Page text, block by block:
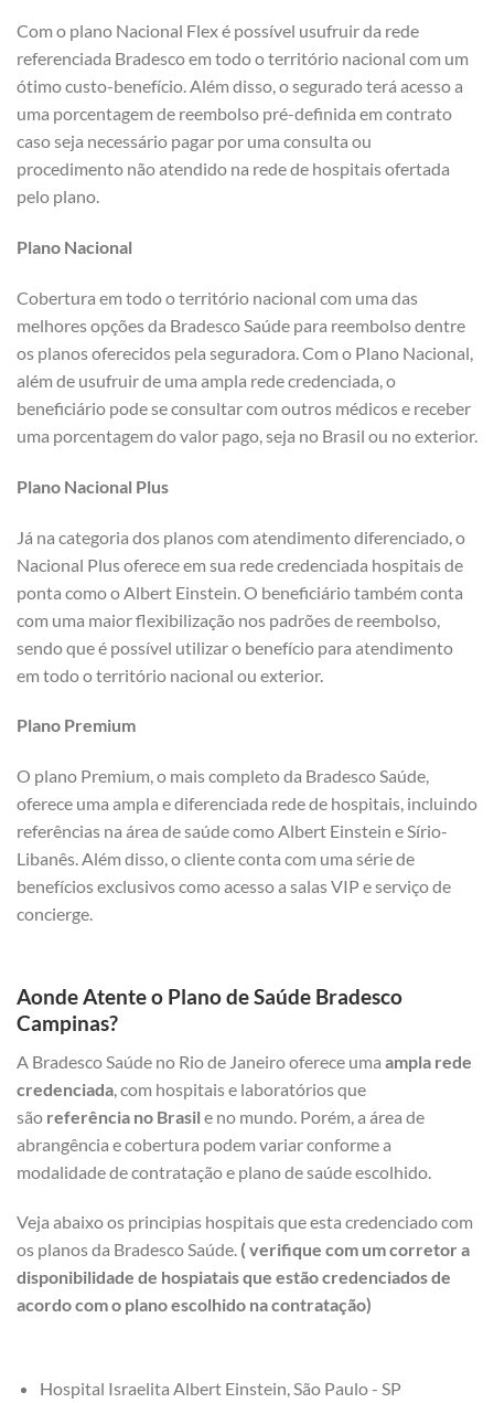
Com o plano Nacional Flex é possível usufruir da rede
referenciada Bradesco em todo o território nacional com um
ótimo custo-benefício. Além disso, o segurado terá acesso a
uma porcentagem de reembolso pré-definida em contrato
caso seja necessário pagar por uma consulta ou
procedimento não atendido na rede de hospitais ofertada
pelo plano.
Plano Nacional
Cobertura em todo o território nacional com uma das
melhores opções da Bradesco Saúde para reembolso dentre
os planos oferecidos pela seguradora. Com o Plano Nacional,
além de usufruir de uma ampla rede credenciada, o
beneficiário pode se consultar com outros médicos e receber
uma porcentagem do valor pago, seja no Brasil ou no exterior.
Plano Nacional Plus
Já na categoria dos planos com atendimento diferenciado, o
Nacional Plus oferece em sua rede credenciada hospitais de
ponta como o Albert Einstein. O beneficiário também conta
com uma maior flexibilização nos padrões de reembolso,
sendo que é possível utilizar o benefício para atendimento
em todo o território nacional ou exterior.
Plano Premium
O plano Premium, o mais completo da Bradesco Saúde,
oferece uma ampla e diferenciada rede de hospitais, incluindo
referências na área de saúde como Albert Einstein e Sírio-
Libanês. Além disso, o cliente conta com uma série de
benefícios exclusivos como acesso a salas VIP e serviço de
concierge.
Aonde Atente o Plano de Saúde Bradesco
Campinas?
A Bradesco Saúde no Rio de Janeiro oferece uma ampla rede
credenciada , com hospitais e laboratórios que
são referência no Brasil e no mundo. Porém, a área de
abrangência e cobertura podem variar conforme a
modalidade de contratação e plano de saúde escolhido.
Veja abaixo os principias hospitais que esta credenciado com
os planos da Bradesco Saúde. ( verifique com um corretor a
disponibilidade de hospiatais que estão credenciados de
acordo com o plano escolhido na contratação)
Hospital Israelita Albert Einstein, São Paulo - SP